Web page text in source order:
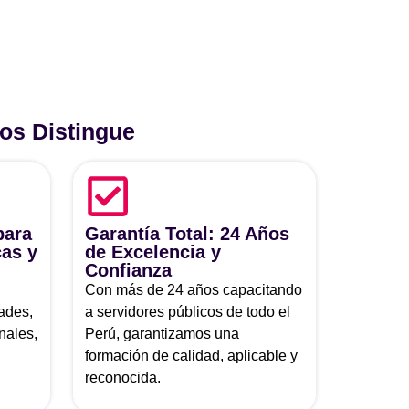
Distingue
y
Garantía Total: 24 Años
de Excelencia y
Confianza
Con más de 24 años capacitando
a servidores públicos de todo el
Perú, garantizamos una
formación de calidad, aplicable y
reconocida.